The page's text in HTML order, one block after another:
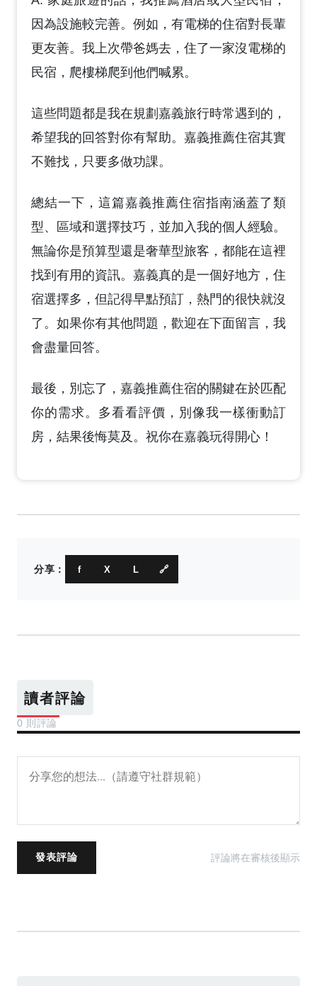
因為設施較完善。例如，有電梯的住宿對長輩
更友善。我上次帶爸媽去，住了一家沒電梯的
民宿，爬樓梯爬到他們喊累。
這些問題都是我在規劃嘉義旅行時常遇到的，
希望我的回答對你有幫助。嘉義推薦住宿其實
不難找，只要多做功課。
總結一下，這篇嘉義推薦住宿指南涵蓋了類
型、區域和選擇技巧，並加入我的個人經驗。
無論你是預算型還是奢華型旅客，都能在這裡
找到有用的資訊。嘉義真的是一個好地方，住
宿選擇多，但記得早點預訂，熱門的很快就沒
了。如果你有其他問題，歡迎在下面留言，我
會盡量回答。
最後，別忘了，嘉義推薦住宿的關鍵在於匹配
你的需求。多看看評價，別像我一樣衝動訂
房，結果後悔莫及。祝你在嘉義玩得開心！
分享： f X L 🔗
讀者評論
0 則評論
發表評論 評論將在審核後顯示